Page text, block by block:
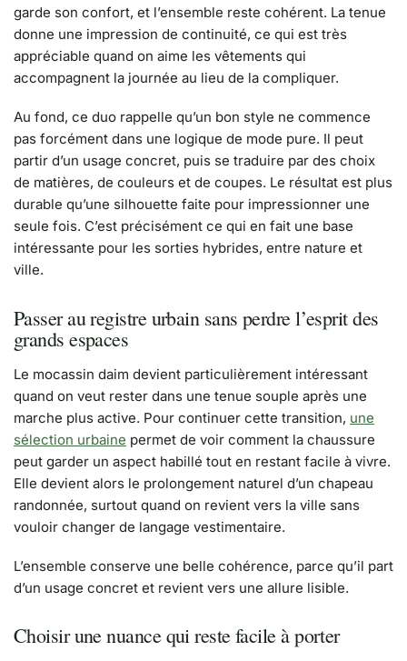
garde son confort, et l’ensemble reste cohérent. La tenue
donne une impression de continuité, ce qui est très
appréciable quand on aime les vêtements qui
accompagnent la journée au lieu de la compliquer.
Au fond, ce duo rappelle qu’un bon style ne commence
pas forcément dans une logique de mode pure. Il peut
partir d’un usage concret, puis se traduire par des choix
de matières, de couleurs et de coupes. Le résultat est plus
durable qu’une silhouette faite pour impressionner une
seule fois. C’est précisément ce qui en fait une base
intéressante pour les sorties hybrides, entre nature et
ville.
Passer au registre urbain sans perdre l’esprit des
grands espaces
Le mocassin daim devient particulièrement intéressant
quand on veut rester dans une tenue souple après une
marche plus active. Pour continuer cette transition, une
sélection urbaine permet de voir comment la chaussure
peut garder un aspect habillé tout en restant facile à vivre.
Elle devient alors le prolongement naturel d’un chapeau
randonnée, surtout quand on revient vers la ville sans
vouloir changer de langage vestimentaire.
L’ensemble conserve une belle cohérence, parce qu’il part
d’un usage concret et revient vers une allure lisible.
Choisir une nuance qui reste facile à porter